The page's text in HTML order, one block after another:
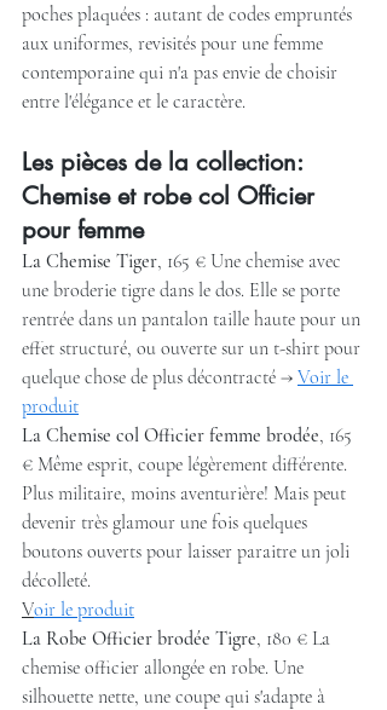
poches plaquées : autant de codes empruntés
aux uniformes, revisités pour une femme
contemporaine qui n'a pas envie de choisir
entre l'élégance et le caractère.
Les pièces de la collection:
Chemise et robe col Officier
pour femme
La Chemise Tiger, 165 € Une chemise avec
une broderie tigre dans le dos. Elle se porte
rentrée dans un pantalon taille haute pour un
effet structuré, ou ouverte sur un t-shirt pour
quelque chose de plus décontracté → Voir le
produit
La Chemise col Officier femme brodée, 165
€ Même esprit, coupe légèrement différente.
Plus militaire, moins aventurière! Mais peut
devenir très glamour une fois quelques
boutons ouverts pour laisser paraitre un joli
décolleté.
Voir le produit
La Robe Officier brodée Tigre, 180 € La
chemise officier allongée en robe. Une
silhouette nette, une coupe qui s'adapte à